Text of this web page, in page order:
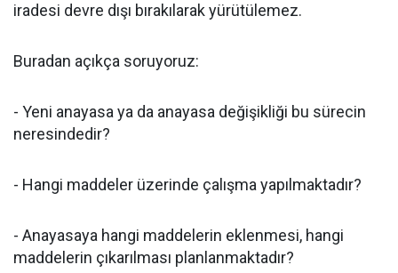
iradesi devre dışı bırakılarak yürütülemez.
Buradan açıkça soruyoruz:
- Yeni anayasa ya da anayasa değişikliği bu sürecin
neresindedir?
- Hangi maddeler üzerinde çalışma yapılmaktadır?
- Anayasaya hangi maddelerin eklenmesi, hangi
maddelerin çıkarılması planlanmaktadır?